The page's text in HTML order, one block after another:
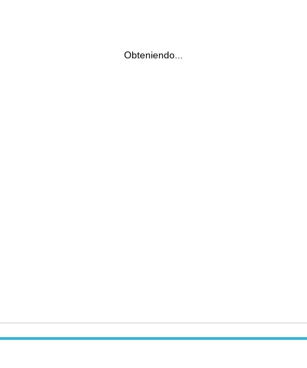
Obteniendo...